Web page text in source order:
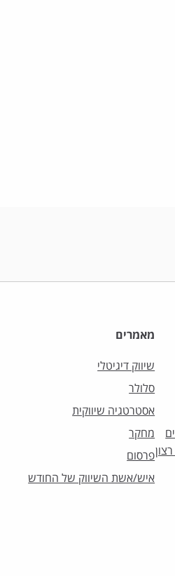
מאמרים
שיווק דיגיטלי
סלולר
אסטרטגיה שיווקית
מחקר
פרסום
איש/אשת השיווק של החודש